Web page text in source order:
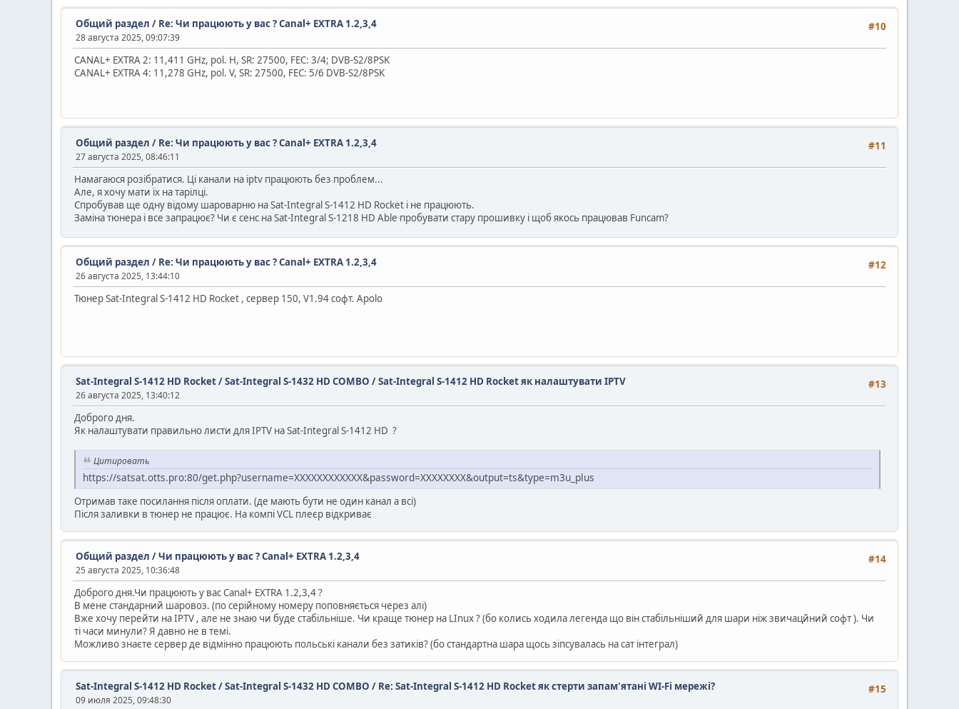
#10
Общий раздел / Re: Чи працюють у вас ? Canal+ EXTRA 1.2,3,4
28 августа 2025, 09:07:39
CANAL+ EXTRA 2: 11,411 GHz, pol. H, SR: 27500, FEC: 3/4; DVB-S2/8PSK
CANAL+ EXTRA 4: 11,278 GHz, pol. V, SR: 27500, FEC: 5/6 DVB-S2/8PSK
#11
Общий раздел / Re: Чи працюють у вас ? Canal+ EXTRA 1.2,3,4
27 августа 2025, 08:46:11
Намагаюся розібратися. Ці канали на iptv працюють без проблем...
Але, я хочу мати їх на тарілці.
Спробував ще одну відому шароварню на Sat-Integral S-1412 HD Rocket і не працюють.
Заміна тюнера і все запрацює? Чи є сенс на Sat-Integral S-1218 HD Able пробувати стару прошивку і щоб якось працював Funcam?
#12
Общий раздел / Re: Чи працюють у вас ? Canal+ EXTRA 1.2,3,4
26 августа 2025, 13:44:10
Тюнер Sat-Integral S-1412 HD Rocket , сервер 150, V1.94 софт. Apolo
#13
Sat-Integral S-1412 HD Rocket / Sat-Integral S-1432 HD COMBO /Sat-Integral S-1412 HD Rocket як налаштувати IPTV
26 августа 2025, 13:40:12
Доброго дня.
Як налаштувати правильно листи для IPTV на Sat-Integral S-1412 HD ?
Цитировать
https://satsat.otts.pro:80/get.php?username=XXXXXXXXXXXX&password=XXXXXXXX&output=ts&type=m3u_plus
Отримав таке посилання після оплати. (де мають бути не один канал а всі)
Після заливки в тюнер не працює. На компі VCL плеєр відкриває
#14
Общий раздел /Чи працюють у вас ? Canal+ EXTRA 1.2,3,4
25 августа 2025, 10:36:48
Доброго дня.Чи працюють у вас Canal+ EXTRA 1.2,3,4 ?
В мене стандарний шаровоз. (по серійному номеру поповняється через алі)
Вже хочу перейти на IPTV , але не знаю чи буде стабільніше. Чи краще тюнер на LInux ? (бо колись ходила легенда що він стабільніший для шари ніж звичацйний софт ). Чи
ті часи минули? Я давно не в темі.
Можливо знаєте сервер де відмінно працюють польські канали без затиків? (бо стандартна шара щось зіпсувалась на сат інтеграл)
#15
Sat-Integral S-1412 HD Rocket / Sat-Integral S-1432 HD COMBO / Re: Sat-Integral S-1412 HD Rocket як стерти запам'ятані WI-Fi мережі?
09 июля 2025, 09:48:30